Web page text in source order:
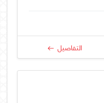
التفاصيل